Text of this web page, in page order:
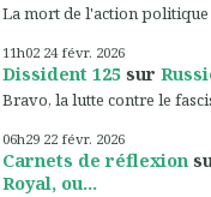
La mort de l'action politique
11h02 24 févr. 2026
Dissident 125 sur
Bravo, la lutte contre le
06h29 22 févr. 2026
Carnets de réflexion
Royal, ou...